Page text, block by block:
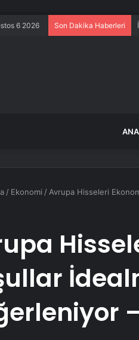
6 2026 Son Dakika Haberleri
/ Ekonomi / Avrupa Hisseleri